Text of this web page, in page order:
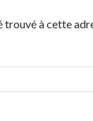
trouvé à cette